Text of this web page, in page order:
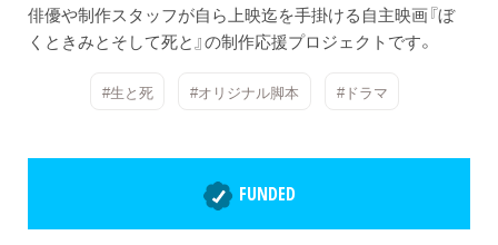
俳優や制作スタッフが自ら上映迄を手掛ける自主映画『ぼ
くときみとそして死と』の制作応援プロジェクトです。
#生と死 #オリジナル脚本 #ドラマ
FUNDED